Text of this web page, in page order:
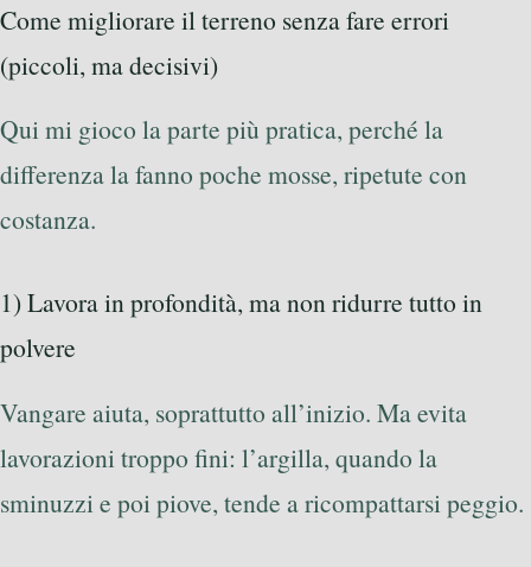
Come migliorare il terreno senza fare errori
(piccoli, ma decisivi)
Qui mi gioco la parte più pratica, perché la
differenza la fanno poche mosse, ripetute con
costanza.
1) Lavora in profondità, ma non ridurre tutto in
polvere
Vangare aiuta, soprattutto all’inizio. Ma evita
lavorazioni troppo fini: l’argilla, quando la
sminuzzi e poi piove, tende a ricompattarsi peggio.